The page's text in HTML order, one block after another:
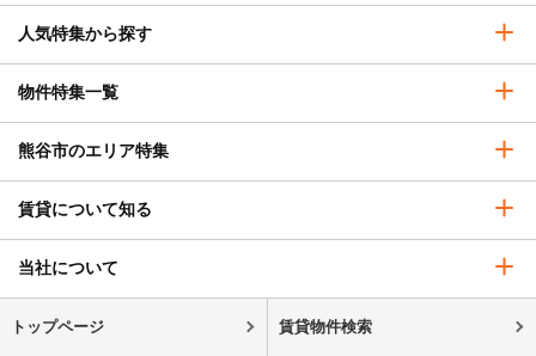
人気特集から探す
物件特集一覧
熊谷市のエリア特集
賃貸について知る
当社について
トップページ 賃貸物件検索